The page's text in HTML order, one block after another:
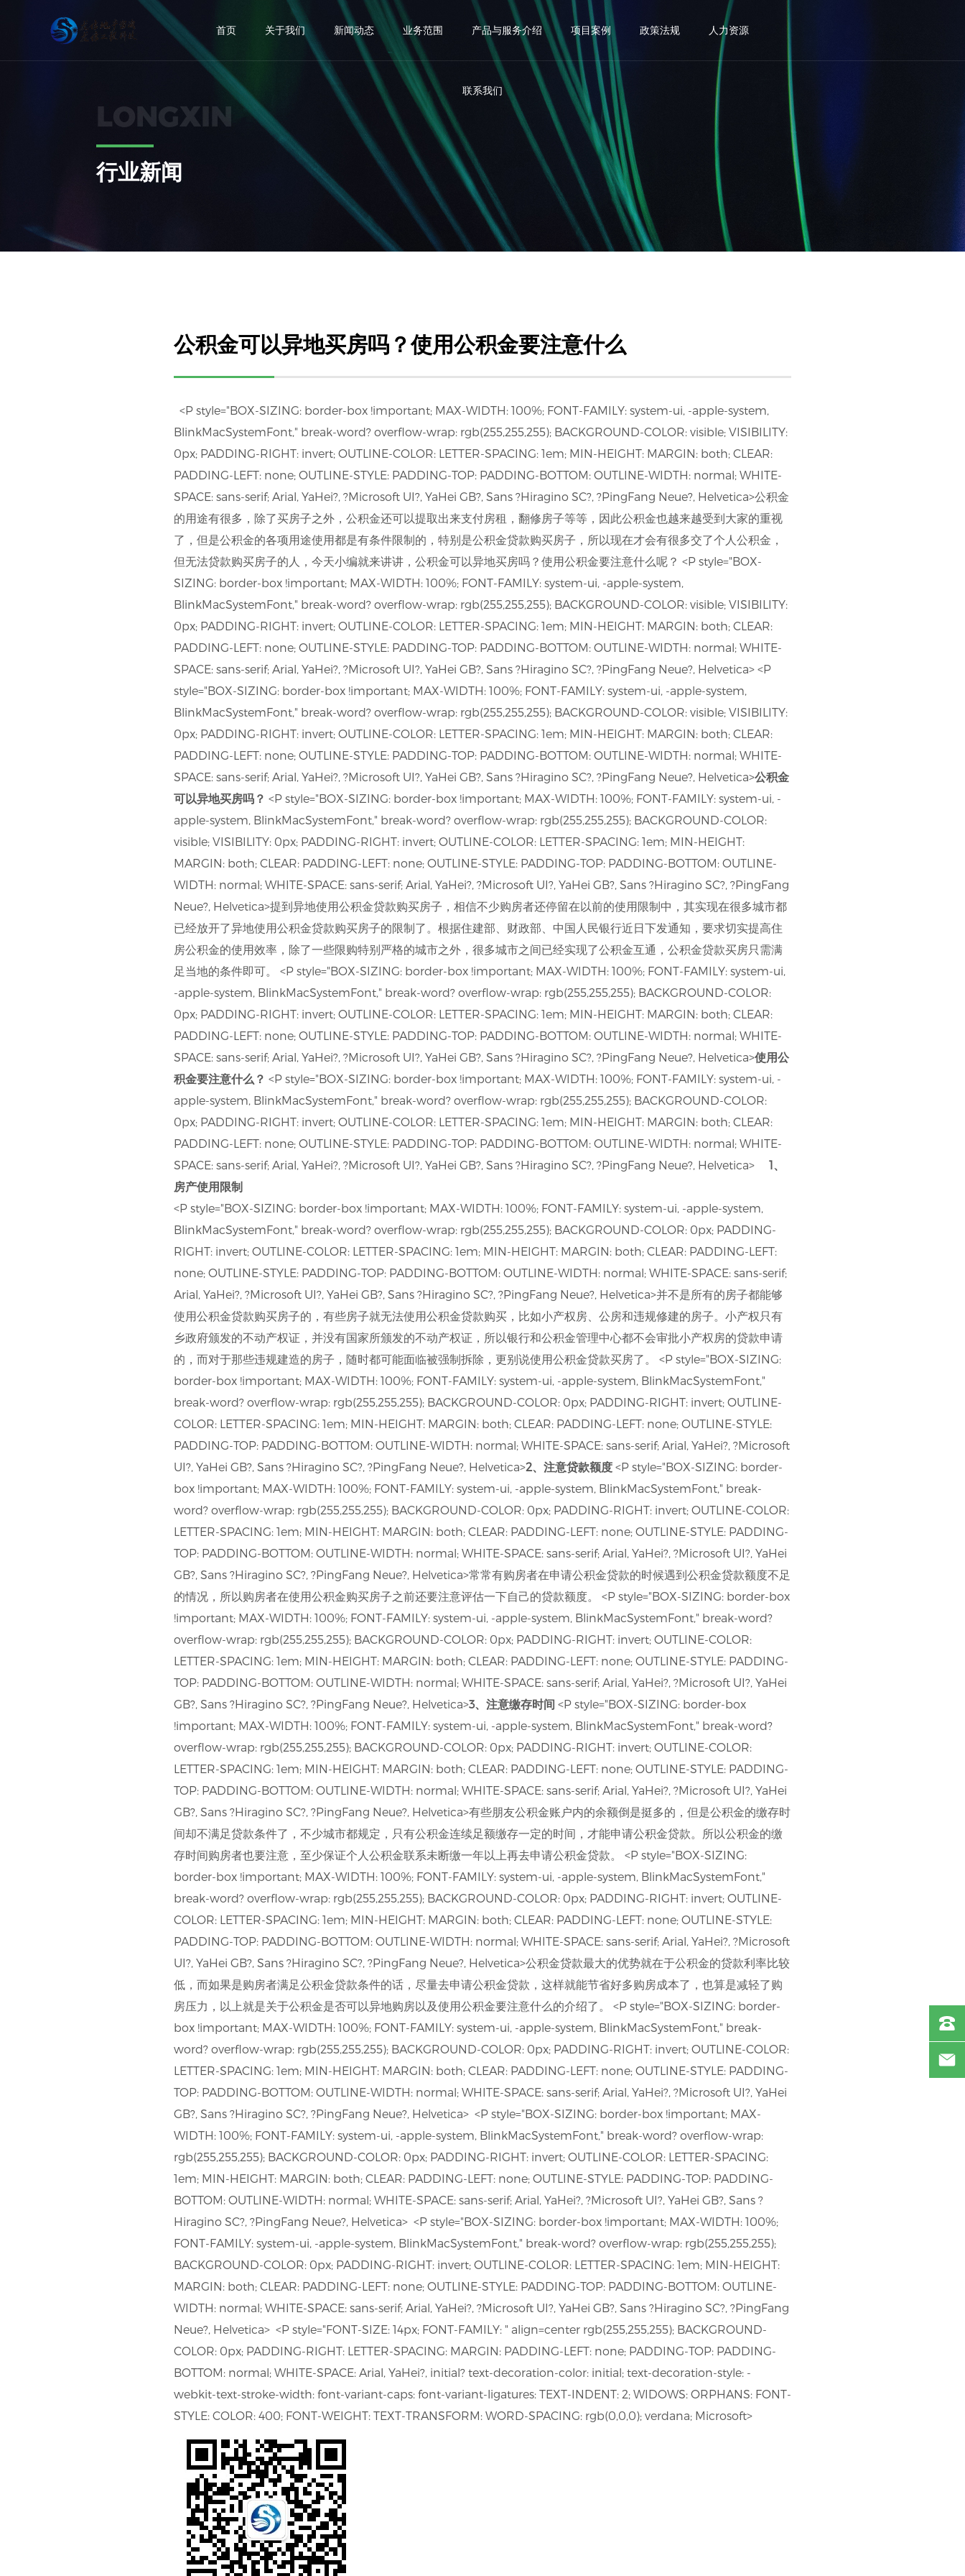
首页 关于我们 新闻动态 业务范围 产品与服务介绍 项目案例 政策法规 人力资源
联系我们
组织机构
公司业绩
公司动态
项目管理技术咨询
不动产评估与登记代理
工程管理专项
成本管理专项
建筑效果图设计
行政法规
部门规章
LONGXIN
行业新闻
公积金可以异地买房吗？使用公积金要注意什么
<P style="BOX-SIZING: border-box !important; MAX-WIDTH: 100%; FONT-FAMILY: system-ui, -apple-system,
BlinkMacSystemFont," break-word? overflow-wrap: rgb(255,255,255); BACKGROUND-COLOR: visible; VISIBILITY:
0px; PADDING-RIGHT: invert; OUTLINE-COLOR: LETTER-SPACING: 1em; MIN-HEIGHT: MARGIN: both; CLEAR:
PADDING-LEFT: none; OUTLINE-STYLE: PADDING-TOP: PADDING-BOTTOM: OUTLINE-WIDTH: normal; WHITE-
SPACE: sans-serif; Arial, YaHei?, ?Microsoft UI?, YaHei GB?, Sans ?Hiragino SC?, ?PingFang Neue?, Helvetica>公积金
的用途有很多，除了买房子之外，公积金还可以提取出来支付房租，翻修房子等等，因此公积金也越来越受到大家的重视
了，但是公积金的各项用途使用都是有条件限制的，特别是公积金贷款购买房子，所以现在才会有很多交了个人公积金，
但无法贷款购买房子的人，今天小编就来讲讲，公积金可以异地买房吗？使用公积金要注意什么呢？ <P style="BOX-
SIZING: border-box !important; MAX-WIDTH: 100%; FONT-FAMILY: system-ui, -apple-system,
BlinkMacSystemFont," break-word? overflow-wrap: rgb(255,255,255); BACKGROUND-COLOR: visible; VISIBILITY:
0px; PADDING-RIGHT: invert; OUTLINE-COLOR: LETTER-SPACING: 1em; MIN-HEIGHT: MARGIN: both; CLEAR:
PADDING-LEFT: none; OUTLINE-STYLE: PADDING-TOP: PADDING-BOTTOM: OUTLINE-WIDTH: normal; WHITE-
SPACE: sans-serif; Arial, YaHei?, ?Microsoft UI?, YaHei GB?, Sans ?Hiragino SC?, ?PingFang Neue?, Helvetica> <P
style="BOX-SIZING: border-box !important; MAX-WIDTH: 100%; FONT-FAMILY: system-ui, -apple-system,
BlinkMacSystemFont," break-word? overflow-wrap: rgb(255,255,255); BACKGROUND-COLOR: visible; VISIBILITY:
0px; PADDING-RIGHT: invert; OUTLINE-COLOR: LETTER-SPACING: 1em; MIN-HEIGHT: MARGIN: both; CLEAR:
PADDING-LEFT: none; OUTLINE-STYLE: PADDING-TOP: PADDING-BOTTOM: OUTLINE-WIDTH: normal; WHITE-
SPACE: sans-serif; Arial, YaHei?, ?Microsoft UI?, YaHei GB?, Sans ?Hiragino SC?, ?PingFang Neue?, Helvetica>公积金
可以异地买房吗？ <P style="BOX-SIZING: border-box !important; MAX-WIDTH: 100%; FONT-FAMILY: system-ui, -
apple-system, BlinkMacSystemFont," break-word? overflow-wrap: rgb(255,255,255); BACKGROUND-COLOR:
visible; VISIBILITY: 0px; PADDING-RIGHT: invert; OUTLINE-COLOR: LETTER-SPACING: 1em; MIN-HEIGHT:
MARGIN: both; CLEAR: PADDING-LEFT: none; OUTLINE-STYLE: PADDING-TOP: PADDING-BOTTOM: OUTLINE-
WIDTH: normal; WHITE-SPACE: sans-serif; Arial, YaHei?, ?Microsoft UI?, YaHei GB?, Sans ?Hiragino SC?, ?PingFang
Neue?, Helvetica>提到异地使用公积金贷款购买房子，相信不少购房者还停留在以前的使用限制中，其实现在很多城市都
已经放开了异地使用公积金贷款购买房子的限制了。根据住建部、财政部、中国人民银行近日下发通知，要求切实提高住
房公积金的使用效率，除了一些限购特别严格的城市之外，很多城市之间已经实现了公积金互通，公积金贷款买房只需满
足当地的条件即可。 <P style="BOX-SIZING: border-box !important; MAX-WIDTH: 100%; FONT-FAMILY: system-ui,
-apple-system, BlinkMacSystemFont," break-word? overflow-wrap: rgb(255,255,255); BACKGROUND-COLOR:
0px; PADDING-RIGHT: invert; OUTLINE-COLOR: LETTER-SPACING: 1em; MIN-HEIGHT: MARGIN: both; CLEAR:
PADDING-LEFT: none; OUTLINE-STYLE: PADDING-TOP: PADDING-BOTTOM: OUTLINE-WIDTH: normal; WHITE-
SPACE: sans-serif; Arial, YaHei?, ?Microsoft UI?, YaHei GB?, Sans ?Hiragino SC?, ?PingFang Neue?, Helvetica>使用公
积金要注意什么？ <P style="BOX-SIZING: border-box !important; MAX-WIDTH: 100%; FONT-FAMILY: system-ui, -
apple-system, BlinkMacSystemFont," break-word? overflow-wrap: rgb(255,255,255); BACKGROUND-COLOR:
0px; PADDING-RIGHT: invert; OUTLINE-COLOR: LETTER-SPACING: 1em; MIN-HEIGHT: MARGIN: both; CLEAR:
PADDING-LEFT: none; OUTLINE-STYLE: PADDING-TOP: PADDING-BOTTOM: OUTLINE-WIDTH: normal; WHITE-
SPACE: sans-serif; Arial, YaHei?, ?Microsoft UI?, YaHei GB?, Sans ?Hiragino SC?, ?PingFang Neue?, Helvetica>1、
房产使用限制
<P style="BOX-SIZING: border-box !important; MAX-WIDTH: 100%; FONT-FAMILY: system-ui, -apple-system,
BlinkMacSystemFont," break-word? overflow-wrap: rgb(255,255,255); BACKGROUND-COLOR: 0px; PADDING-
RIGHT: invert; OUTLINE-COLOR: LETTER-SPACING: 1em; MIN-HEIGHT: MARGIN: both; CLEAR: PADDING-LEFT:
none; OUTLINE-STYLE: PADDING-TOP: PADDING-BOTTOM: OUTLINE-WIDTH: normal; WHITE-SPACE: sans-serif;
Arial, YaHei?, ?Microsoft UI?, YaHei GB?, Sans ?Hiragino SC?, ?PingFang Neue?, Helvetica>并不是所有的房子都能够
使用公积金贷款购买房子的，有些房子就无法使用公积金贷款购买，比如小产权房、公房和违规修建的房子。小产权只有
乡政府颁发的不动产权证，并没有国家所颁发的不动产权证，所以银行和公积金管理中心都不会审批小产权房的贷款申请
的，而对于那些违规建造的房子，随时都可能面临被强制拆除，更别说使用公积金贷款买房了。 <P style="BOX-SIZING:
border-box !important; MAX-WIDTH: 100%; FONT-FAMILY: system-ui, -apple-system, BlinkMacSystemFont,"
break-word? overflow-wrap: rgb(255,255,255); BACKGROUND-COLOR: 0px; PADDING-RIGHT: invert; OUTLINE-
COLOR: LETTER-SPACING: 1em; MIN-HEIGHT: MARGIN: both; CLEAR: PADDING-LEFT: none; OUTLINE-STYLE:
PADDING-TOP: PADDING-BOTTOM: OUTLINE-WIDTH: normal; WHITE-SPACE: sans-serif; Arial, YaHei?, ?Microsoft
UI?, YaHei GB?, Sans ?Hiragino SC?, ?PingFang Neue?, Helvetica>2、注意贷款额度<P style="BOX-SIZING: border-
box !important; MAX-WIDTH: 100%; FONT-FAMILY: system-ui, -apple-system, BlinkMacSystemFont," break-
word? overflow-wrap: rgb(255,255,255); BACKGROUND-COLOR: 0px; PADDING-RIGHT: invert; OUTLINE-COLOR:
LETTER-SPACING: 1em; MIN-HEIGHT: MARGIN: both; CLEAR: PADDING-LEFT: none; OUTLINE-STYLE: PADDING-
TOP: PADDING-BOTTOM: OUTLINE-WIDTH: normal; WHITE-SPACE: sans-serif; Arial, YaHei?, ?Microsoft UI?, YaHei
GB?, Sans ?Hiragino SC?, ?PingFang Neue?, Helvetica>常常有购房者在申请公积金贷款的时候遇到公积金贷款额度不足
的情况，所以购房者在使用公积金购买房子之前还要注意评估一下自己的贷款额度。 <P style="BOX-SIZING: border-box
!important; MAX-WIDTH: 100%; FONT-FAMILY: system-ui, -apple-system, BlinkMacSystemFont," break-word?
overflow-wrap: rgb(255,255,255); BACKGROUND-COLOR: 0px; PADDING-RIGHT: invert; OUTLINE-COLOR:
LETTER-SPACING: 1em; MIN-HEIGHT: MARGIN: both; CLEAR: PADDING-LEFT: none; OUTLINE-STYLE: PADDING-
TOP: PADDING-BOTTOM: OUTLINE-WIDTH: normal; WHITE-SPACE: sans-serif; Arial, YaHei?, ?Microsoft UI?, YaHei
GB?, Sans ?Hiragino SC?, ?PingFang Neue?, Helvetica>3、注意缴存时间 <P style="BOX-SIZING: border-box
!important; MAX-WIDTH: 100%; FONT-FAMILY: system-ui, -apple-system, BlinkMacSystemFont," break-word?
overflow-wrap: rgb(255,255,255); BACKGROUND-COLOR: 0px; PADDING-RIGHT: invert; OUTLINE-COLOR:
LETTER-SPACING: 1em; MIN-HEIGHT: MARGIN: both; CLEAR: PADDING-LEFT: none; OUTLINE-STYLE: PADDING-
TOP: PADDING-BOTTOM: OUTLINE-WIDTH: normal; WHITE-SPACE: sans-serif; Arial, YaHei?, ?Microsoft UI?, YaHei
GB?, Sans ?Hiragino SC?, ?PingFang Neue?, Helvetica>有些朋友公积金账户内的余额倒是挺多的，但是公积金的缴存时
间却不满足贷款条件了，不少城市都规定，只有公积金连续足额缴存一定的时间，才能申请公积金贷款。所以公积金的缴
存时间购房者也要注意，至少保证个人公积金联系未断缴一年以上再去申请公积金贷款。 <P style="BOX-SIZING:
border-box !important; MAX-WIDTH: 100%; FONT-FAMILY: system-ui, -apple-system, BlinkMacSystemFont,"
break-word? overflow-wrap: rgb(255,255,255); BACKGROUND-COLOR: 0px; PADDING-RIGHT: invert; OUTLINE-
COLOR: LETTER-SPACING: 1em; MIN-HEIGHT: MARGIN: both; CLEAR: PADDING-LEFT: none; OUTLINE-STYLE:
PADDING-TOP: PADDING-BOTTOM: OUTLINE-WIDTH: normal; WHITE-SPACE: sans-serif; Arial, YaHei?, ?Microsoft
UI?, YaHei GB?, Sans ?Hiragino SC?, ?PingFang Neue?, Helvetica>公积金贷款最大的优势就在于公积金的贷款利率比较
低，而如果是购房者满足公积金贷款条件的话，尽量去申请公积金贷款，这样就能节省好多购房成本了，也算是减轻了购
房压力，以上就是关于公积金是否可以异地购房以及使用公积金要注意什么的介绍了。 <P style="BOX-SIZING: border-
box !important; MAX-WIDTH: 100%; FONT-FAMILY: system-ui, -apple-system, BlinkMacSystemFont," break-
word? overflow-wrap: rgb(255,255,255); BACKGROUND-COLOR: 0px; PADDING-RIGHT: invert; OUTLINE-COLOR:
LETTER-SPACING: 1em; MIN-HEIGHT: MARGIN: both; CLEAR: PADDING-LEFT: none; OUTLINE-STYLE: PADDING-
TOP: PADDING-BOTTOM: OUTLINE-WIDTH: normal; WHITE-SPACE: sans-serif; Arial, YaHei?, ?Microsoft UI?, YaHei
GB?, Sans ?Hiragino SC?, ?PingFang Neue?, Helvetica> <P style="BOX-SIZING: border-box !important; MAX-
WIDTH: 100%; FONT-FAMILY: system-ui, -apple-system, BlinkMacSystemFont," break-word? overflow-wrap:
rgb(255,255,255); BACKGROUND-COLOR: 0px; PADDING-RIGHT: invert; OUTLINE-COLOR: LETTER-SPACING:
1em; MIN-HEIGHT: MARGIN: both; CLEAR: PADDING-LEFT: none; OUTLINE-STYLE: PADDING-TOP: PADDING-
BOTTOM: OUTLINE-WIDTH: normal; WHITE-SPACE: sans-serif; Arial, YaHei?, ?Microsoft UI?, YaHei GB?, Sans ?
Hiragino SC?, ?PingFang Neue?, Helvetica> <P style="BOX-SIZING: border-box !important; MAX-WIDTH: 100%;
FONT-FAMILY: system-ui, -apple-system, BlinkMacSystemFont," break-word? overflow-wrap: rgb(255,255,255);
BACKGROUND-COLOR: 0px; PADDING-RIGHT: invert; OUTLINE-COLOR: LETTER-SPACING: 1em; MIN-HEIGHT:
MARGIN: both; CLEAR: PADDING-LEFT: none; OUTLINE-STYLE: PADDING-TOP: PADDING-BOTTOM: OUTLINE-
WIDTH: normal; WHITE-SPACE: sans-serif; Arial, YaHei?, ?Microsoft UI?, YaHei GB?, Sans ?Hiragino SC?, ?PingFang
Neue?, Helvetica> <P style="FONT-SIZE: 14px; FONT-FAMILY: " align=center rgb(255,255,255); BACKGROUND-
COLOR: 0px; PADDING-RIGHT: LETTER-SPACING: MARGIN: PADDING-LEFT: none; PADDING-TOP: PADDING-
BOTTOM: normal; WHITE-SPACE: Arial, YaHei?, initial? text-decoration-color: initial; text-decoration-style: -
webkit-text-stroke-width: font-variant-caps: font-variant-ligatures: TEXT-INDENT: 2; WIDOWS: ORPHANS: FONT-
STYLE: COLOR: 400; FONT-WEIGHT: TEXT-TRANSFORM: WORD-SPACING: rgb(0,0,0); verdana; Microsoft>